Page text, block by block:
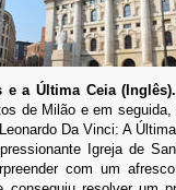
e a Última Ceia (Inglês).
de Milão e em seguida,
Da Vinci: A
Igreja de
com um